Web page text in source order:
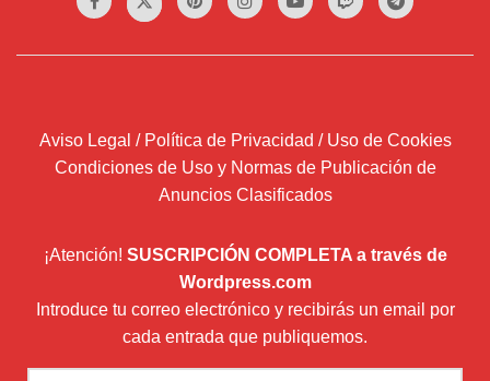
Aviso Legal / Política de Privacidad / Uso de Cookies
Condiciones de Uso y Normas de Publicación de
Anuncios Clasificados
¡Atención! SUSCRIPCIÓN COMPLETA a través de
Wordpress.com
Introduce tu correo electrónico y recibirás un email por
cada entrada que publiquemos.